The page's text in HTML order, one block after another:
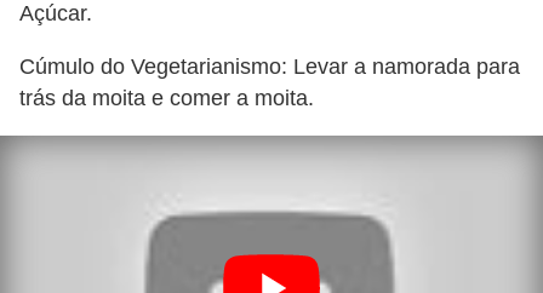
Açúcar.
Cúmulo do Vegetarianismo: Levar a namorada para
trás da moita e comer a moita.